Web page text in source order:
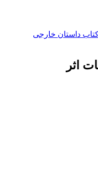
داستان خارجی
اثر